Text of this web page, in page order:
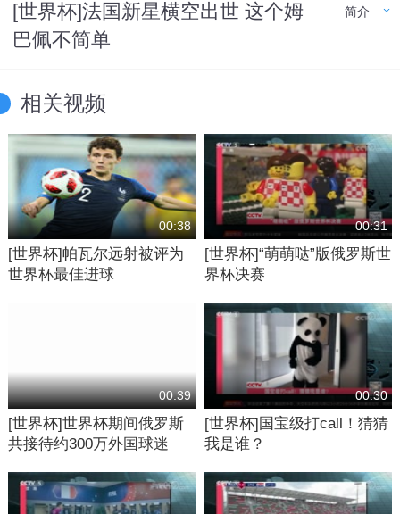
[世界杯]法国新星横空出世 这个姆
巴佩不简单
简介
相关视频
00:38
[世界杯]帕瓦尔远射被评为
世界杯最佳进球
00:31
[世界杯]“萌萌哒”版俄罗斯世
界杯决赛
00:39
[世界杯]世界杯期间俄罗斯
共接待约300万外国球迷
00:30
[世界杯]国宝级打call！猜猜
我是谁？